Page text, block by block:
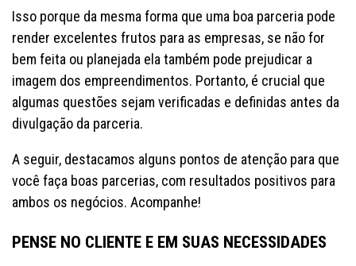
Isso porque da mesma forma que uma boa parceria pode
render excelentes frutos para as empresas, se não for
bem feita ou planejada ela também pode prejudicar a
imagem dos empreendimentos. Portanto, é crucial que
algumas questões sejam verificadas e definidas antes da
divulgação da parceria.
A seguir, destacamos alguns pontos de atenção para que
você faça boas parcerias, com resultados positivos para
ambos os negócios. Acompanhe!
PENSE NO CLIENTE E EM SUAS NECESSIDADES